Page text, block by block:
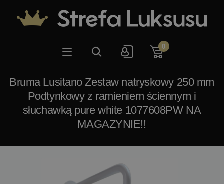
0
Bruma Lusitano Zestaw natryskowy 250 mm
Podtynkowy z ramieniem ściennym i
słuchawką pure white 1077608PW NA
MAGAZYNIE!!